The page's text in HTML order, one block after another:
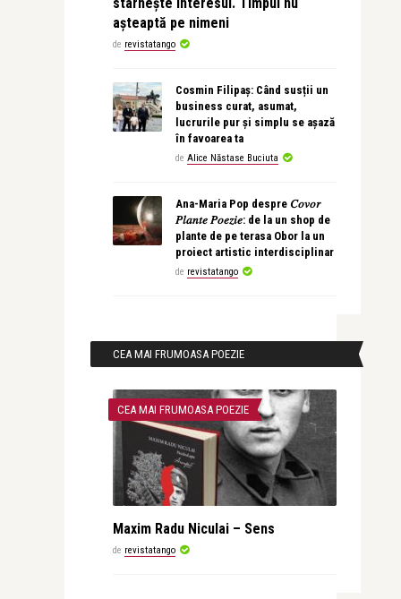
așteaptă pe nimeni
de revistatango
Cosmin Filipaș: Când susții un
business curat, asumat,
lucrurile pur și simplu se așază
în favoarea ta
de Alice Năstase Buciuta
Ana-Maria Pop despre 𝐶𝑜𝑣𝑜𝑟
𝑃𝑙𝑎𝑛𝑡𝑒 𝑃𝑜𝑒𝑧𝑖𝑒: de la un shop de
plante de pe terasa Obor la un
proiect artistic interdisciplinar
de revistatango
CEA MAI FRUMOASA POEZIE
CEA MAI FRUMOASA POEZIE
Maxim Radu Niculai – Sens
de revistatango